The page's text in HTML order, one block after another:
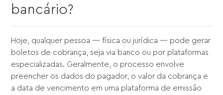
bancário?
Hoje, qualquer pessoa — física ou jurídica — pode gerar
boletos de cobrança, seja via banco ou por plataformas
especializadas. Geralmente, o processo envolve
preencher os dados do pagador, o valor da cobrança e
a data de vencimento em uma plataforma de emissão